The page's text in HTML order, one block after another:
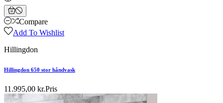
Compare
Add To Wishlist
Hillingdon
Hillingdon 650 stor håndvask
11.995,00 kr.Pris